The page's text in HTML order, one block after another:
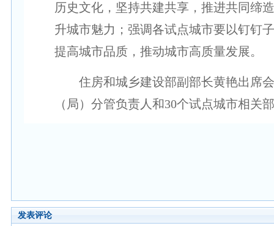
历史文化，坚持共建共享，推进共同缔
升城市魅力；强调各试点城市要以钉钉
提高城市品质，推动城市高质量发展。
住房和城乡建设部副部长黄艳出席会
（局）分管负责人和30个试点城市相关
发表评论